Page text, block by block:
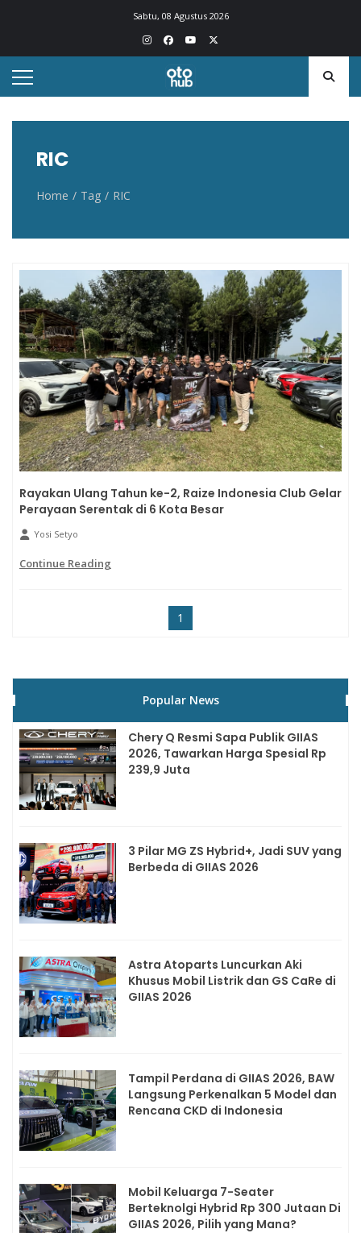
Sabtu, 08 Agustus 2026
Otohub.co
Portal berita otomotif Indonesia terkini
RIC
Home Tag RIC
Rayakan Ulang Tahun ke-2, Raize Indonesia Club Gelar
Perayaan Serentak di 6 Kota Besar
Yosi Setyo
Continue Reading
1
Popular News
Chery Q Resmi Sapa Publik GIIAS
2026, Tawarkan Harga Spesial Rp
239,9 Juta
3 Pilar MG ZS Hybrid+, Jadi SUV yang
Berbeda di GIIAS 2026
Astra Atoparts Luncurkan Aki
Khusus Mobil Listrik dan GS CaRe di
GIIAS 2026
Tampil Perdana di GIIAS 2026, BAW
Langsung Perkenalkan 5 Model dan
Rencana CKD di Indonesia
Mobil Keluarga 7-Seater
Berteknolgi Hybrid Rp 300 Jutaan Di
GIIAS 2026, Pilih yang Mana?